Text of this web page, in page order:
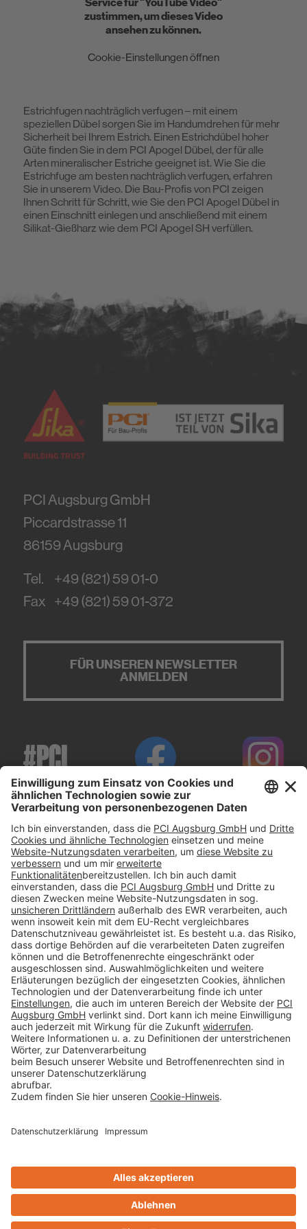
Nachhaltigkeit
Service für "YouTube Video"
zustimmen, um dieses Video
ansehen zu können.
Cookie-Einstellungen öffnen
Estrichfugen nachträglich verfugen – mit einem
speziellen Dübel sorgen Sie im Handumdrehen für mehr
Sicherheit bei Ihrem Estrich. Einen Estrichdübel hoher
Güte finden Sie in dem PCI Apogel Dübel, der für alle
Arten mineralischer Estriche geeignet ist. Wie Sie die
Estrichfuge am besten nachträglich verfugen, erfahren
Sie in unserem Video. Die Bau-Profis von PCI zeigen
Ihnen Schritt für Schritt, wie Sie den PCI Apogel Dübel in
einen Einschnitt einlegen und anschließend mit einem
Silikat-Gießharz wie dem PCI Apogel SH verfüllen.
PCI Augsburg GmbH
Piccardstrasse 11
86159Augsburg
Tel.
+49 (821) 59 01-0
Fax +49 (821) 59 01-372
FÜR UNSEREN NEWSLETTER
ANMELDEN
#PCI
Impressum
Datenschutz
AGB
Rechtliche Hinweise
Cookie-Einstellungen öffnen
Betroffenenrechte
www.bimobject.com
Sika Deutschland - heinze.de
www.naturstein-datenbank.de
Design & Code ❤zwetschke
Technikchat